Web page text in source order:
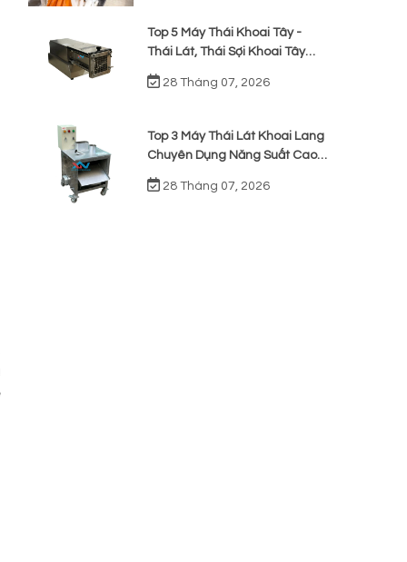
Top 5 Máy Thái Khoai Tây -
Thái Lát, Thái Sợi Khoai Tây
28 Tháng 07, 2026
Top 3 Máy Thái Lát Khoai Lang
Chuyên Dụng Năng Suất Cao,
Giá Rẻ
28 Tháng 07, 2026